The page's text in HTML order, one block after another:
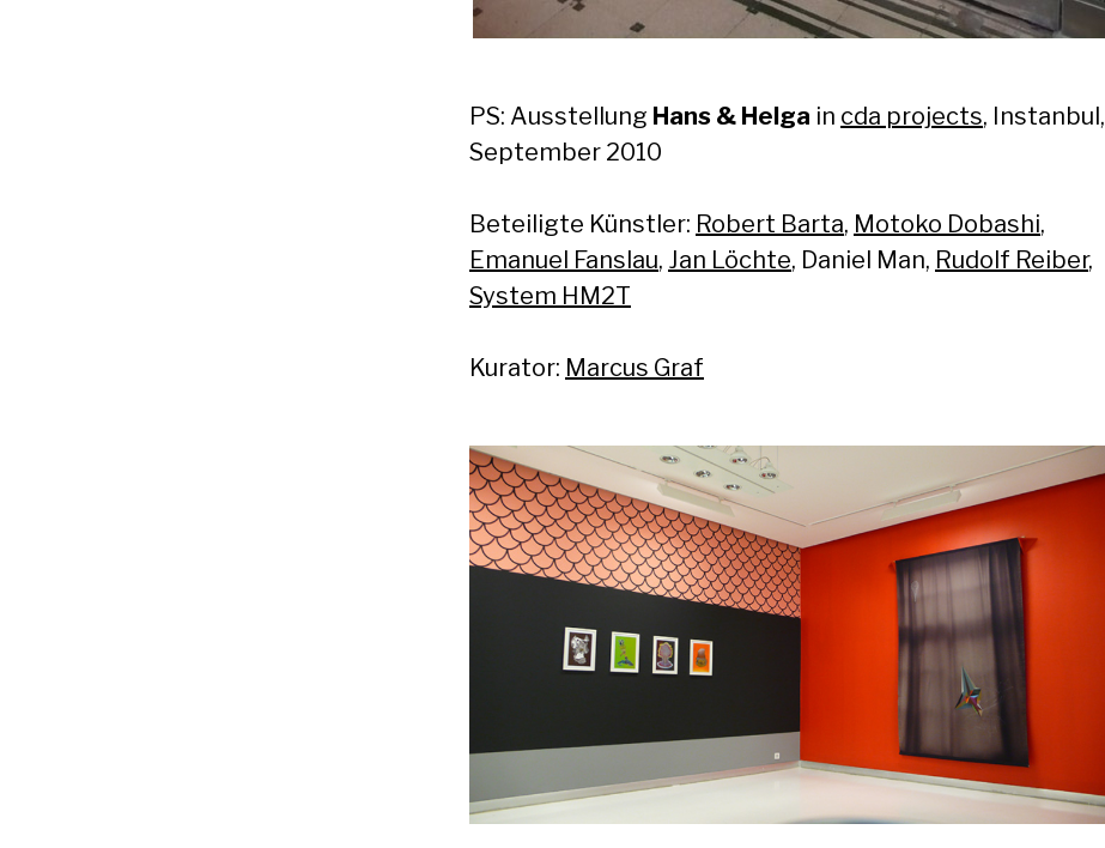
PS: Ausstellung Hans & Helga in cda projects, Instanbul,
September 2010
Beteiligte Künstler: Robert Barta, Motoko Dobashi,
Emanuel Fanslau, Jan Löchte, Daniel Man, Rudolf Reiber,
System HM2T
Kurator: Marcus Graf